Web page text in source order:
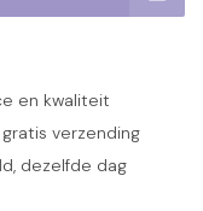
en kwaliteit
verzending
dezelfde dag